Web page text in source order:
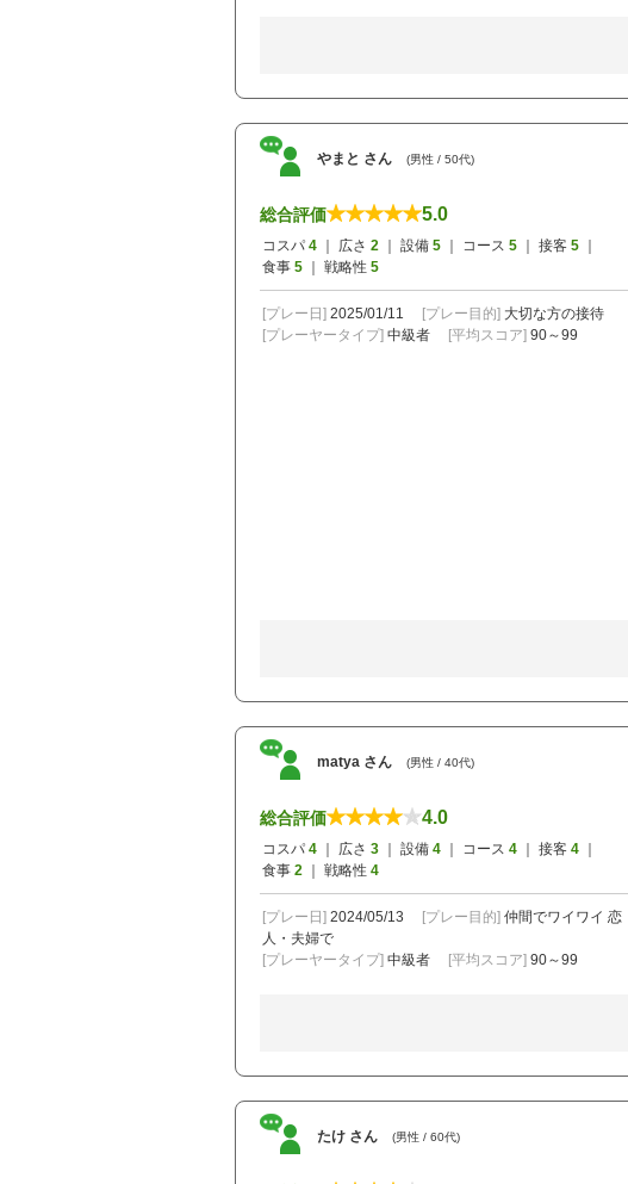
やまと さん (男性 / 50代)
総合評価 5.0
コスパ 4 ｜ 広さ 2 ｜ 設備 5 ｜ コース 5 ｜ 接客 5
食事 5 ｜ 戦略性 5
[プレー日] 2025/01/11 [プレー目的] 大切な方の接待
[プレーヤータイプ] 中級者 [平均スコア] 90～99
matya さん (男性 / 40代)
総合評価 4.0
コスパ 4 ｜ 広さ 3 ｜ 設備 4 ｜ コース 4 ｜ 接客 4
食事 2 ｜ 戦略性 4
[プレー日] 2024/05/13 [プレー目的] 仲間でワイワイ 恋
人・夫婦で
[プレーヤータイプ] 中級者 [平均スコア] 90～99
たけ さん (男性 / 60代)